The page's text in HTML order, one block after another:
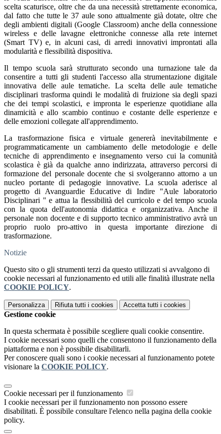
scelta scaturisce, oltre che da una necessità strettamente economica,
dal fatto che tutte le 37 aule sono attualmente già dotate, oltre che
degli ambienti digitali (Google Classroom) anche della connessione
wireless e delle lavagne elettroniche connesse alla rete internet
(Smart TV) e, in alcuni casi, di arredi innovativi improntati alla
modularità e flessibilità dispositiva.
Il tempo scuola sarà strutturato secondo una turnazione tale da
consentire a tutti gli studenti l'accesso alla strumentazione digitale
innovativa delle aule tematiche. La scelta delle aule tematiche
disciplinari trasforma quindi le modalità di fruizione sia degli spazi
che dei tempi scolastici, e impronta le esperienze quotidiane alla
dinamicità e allo scambio continuo e costante delle esperienze e
delle emozioni collegate all'apprendimento.
La trasformazione fisica e virtuale genererà inevitabilmente e
programmaticamente un cambiamento delle metodologie e delle
tecniche di apprendimento e insegnamento verso cui la comunità
scolastica è già da qualche anno indirizzata, attraverso percorsi di
formazione del personale docente che si svolgeranno attorno a un
nucleo portante di pedagogie innovative. La scuola aderisce al
progetto di Avanguardie Educative di Indire "Aule laboratorio
Disciplinari " e attua la flessibilità del curricolo e del tempo scuola
con la quota dell'autonomia didattica e organizzativa. Anche il
personale non docente e di supporto tecnico amministrativo avrà un
proprio ruolo pro-attivo in questa importante direzione di
trasformazione.
Notizie
Questo sito o gli strumenti terzi da questo utilizzati si avvalgono di
cookie necessari al funzionamento ed utili alle finalità illustrate nella
COOKIE POLICY.
Personalizza Rifiuta tutti i cookies Accetta tutti i cookies
Gestione cookie
In questa schermata è possibile scegliere quali cookie consentire.
I cookie necessari sono quelli che consentono il funzionamento della
piattaforma e non è possibile disabilitarli.
Per conoscere quali sono i cookie necessari al funzionamento potete
visionare la COOKIE POLICY.
Cookie necessari per il funzionamento
I cookie necessari per il funzionamento non possono essere
disabilitati. È possibile consultare l'elenco nella pagina della cookie
policy.